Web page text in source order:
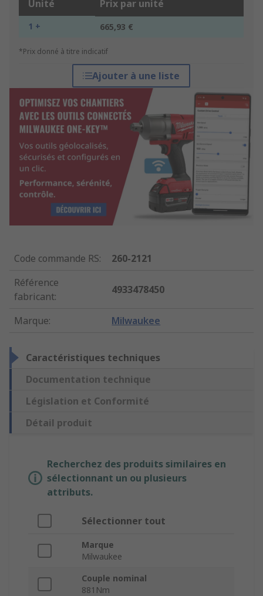
Unité Prix par unité
1 + 665,93 €
*Prix donné à titre indicatif
Ajouter à une liste
Code commande RS:
260-2121
Référence
fabricant:
4933478450
Marque: Milwaukee
Caractéristiques techniques
Documentation technique
Législation et Conformité
Détail produit
Recherchez des produits similaires en
sélectionnant un ou plusieurs
attributs.
Sélectionner tout
Marque
Milwaukee
Couple nominal
881Nm